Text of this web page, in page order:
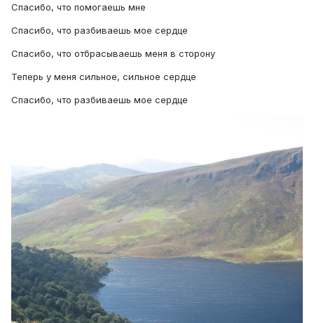
Спасибо, что помогаешь мне
Спасибо, что разбиваешь мое сердце
Спасибо, что отбрасываешь меня в сторону
Теперь у меня сильное, сильное сердце
Спасибо, что разбиваешь мое сердце